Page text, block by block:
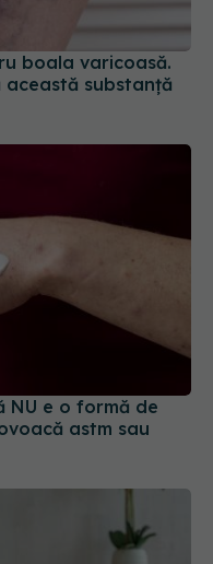
această substanță
astm sau